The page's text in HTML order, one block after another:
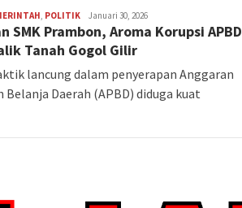
, POLITIK Redaksi
Januari 30, 2026
SMK Prambon, Aroma Korupsi APBD
Tanah Gogol Gilir
lancung dalam penyerapan Anggaran
Belanja Daerah (APBD) diduga kuat